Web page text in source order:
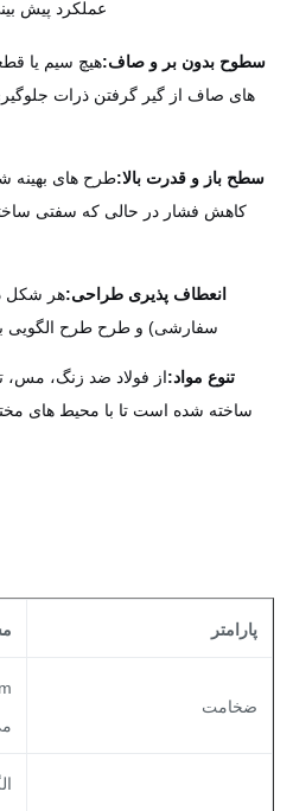
عملکرد پیش بینی
بدون بر و صاف:هیچ سیم یا قطعه
های صاف از گیر گرفتن ذرات جلوگیری می
باز و قدرت بالا:طرح های بهینه شده
کاهش فشار در حالی که سفتی ساختاری
انعطاف پذیری طراحی: هر شکل
سفارشی) و طرح طرح الگویی به
تنوع مواد: از فولاد ضد زنگ، مس،
ساخته شده است تا با محیط های مختلف
می